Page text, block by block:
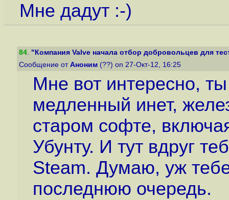
Мне дадут :-)
84. "Компания Valve начала отбор добровольцев для
Сообщение от Аноним (??) on 27-Окт-12, 16:25
Мне вот интересно,
медленный инет,
старом софте,
Убунту. И тут вдруг
Steam. Думаю, уж
последнюю очередь.